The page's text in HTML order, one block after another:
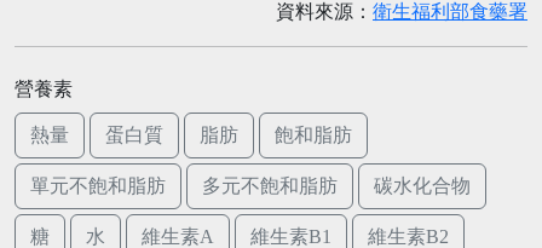
資料來源： 衛生福利部食藥署
營養素
熱量 蛋白質 脂肪 飽和脂肪
單元不飽和脂肪 多元不飽和脂肪 碳水化合物
糖 水 維生素A 維生素B1 維生素B2